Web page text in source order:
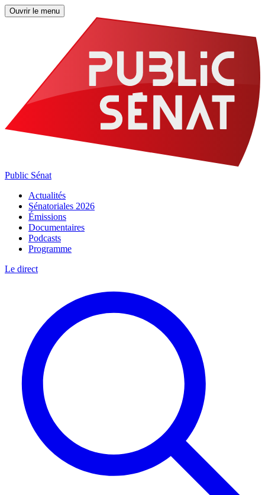
Ouvrir le menu
Public Sénat
Actualités
Sénatoriales 2026
Émissions
Documentaires
Podcasts
Programme
Le direct